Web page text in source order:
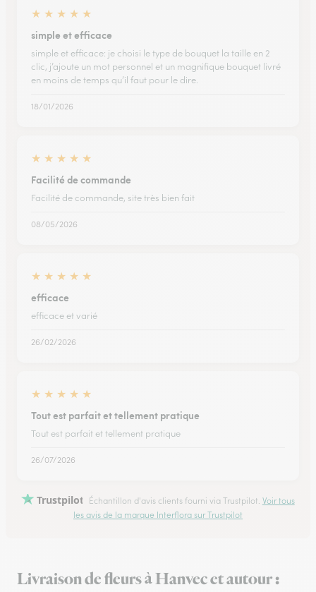
★ ★ ★ ★ ★
simple et efficace
simple et efficace: je choisi le type de bouquet la taille en 2
clic, j’ajoute un mot personnel et un magnifique bouquet livré
en moins de temps qu’il faut pour le dire.
18/01/2026
★ ★ ★ ★ ★
Facilité de commande
Facilité de commande, site très bien fait
08/05/2026
★ ★ ★ ★ ★
efficace
efficace et varié
26/02/2026
★ ★ ★ ★ ★
Tout est parfait et tellement pratique
Tout est parfait et tellement pratique
26/07/2026
Trustpilot Échantillon d'avis clients fourni via Trustpilot. Voir tous
les avis de la marque Interflora sur Trustpilot
Livraison de fleurs à Hanvec et autour :